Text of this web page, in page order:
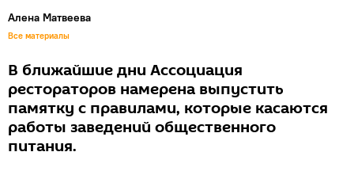
Алена Матвеева
Все материалы
В ближайшие дни Ассоциация
рестораторов намерена выпустить
памятку с правилами, которые касаются
работы заведений общественного
питания.